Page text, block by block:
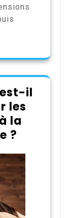
est-il
les
la
?